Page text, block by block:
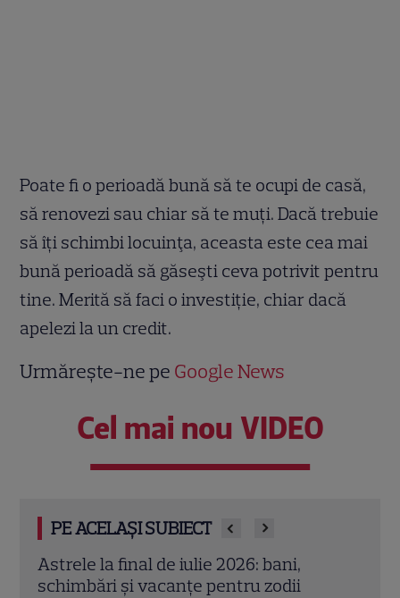
Poate fi o perioadă bună să te ocupi de casă,
să renovezi sau chiar să te muți. Dacă trebuie
să îți schimbi locuinţa, aceasta este cea mai
bună perioadă să găseşti ceva potrivit pentru
tine. Merită să faci o investiție, chiar dacă
apelezi la un credit.
Urmărește-ne pe Google News
Cel mai nou VIDEO
PE ACELAȘI SUBIECT
Cristina Demetrescu, horoscop: Zodia
care începe un nou capitol după Luna